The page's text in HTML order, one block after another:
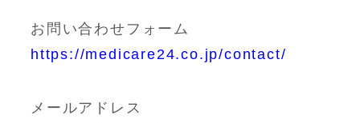
お問い合わせフォーム
https://medicare24.co.jp/contact/
メールアドレス